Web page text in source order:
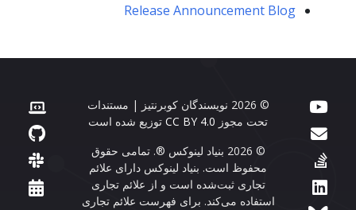
Release Announcement Blog
© 2026 نویسندگان کوبرنتیز | مستندات
تحت مجوز CC BY 4.0 توزیع شده است
© 2026 بنیاد لینوکس ®. تمامی حقوق
محفوظ است. بنیاد لینوکس دارای علائم
تجاری ثبت‌شده است و از علائم تجاری
استفاده می‌کند. برای فهرست علائم تجاری